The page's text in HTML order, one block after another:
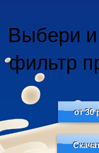
Выбери
фильтр
от 30